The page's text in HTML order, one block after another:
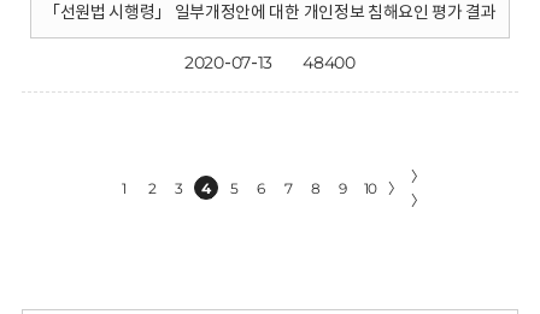
「선원법 시행령」 일부개정안에 대한 개인정보 침해요인 평가 결과
2020-07-13 48400
1 2 3 4 5 6 7 8 9 10 〉
〉
〉